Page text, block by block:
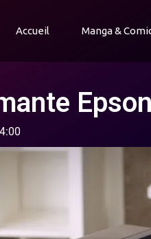
Accueil Manga &